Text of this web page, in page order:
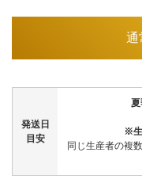
通
発送日
目安
※生
同じ生産者の複